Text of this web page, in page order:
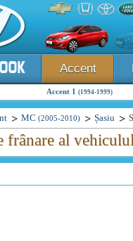
Accent
Accent 1 (1994-1999)
MC (2005-2010) Șasiu
frânare al